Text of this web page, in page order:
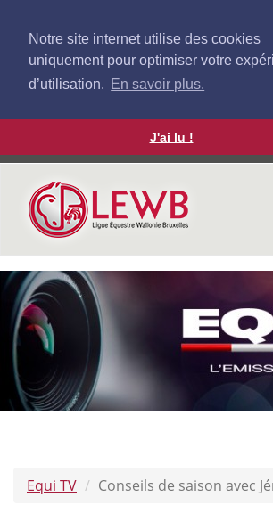
Notre site internet utilise des cookies
uniquement pour optimiser votre
d’utilisation. En savoir plus.
J'ai lu !
Aller
contenu
principal
Equi TV Conseils de saison avec